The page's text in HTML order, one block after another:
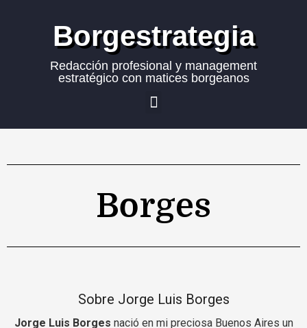
Borgestrategia
Redacción profesional y management
estratégico con matices borgeanos
Borges
Sobre Jorge Luis Borges
Jorge Luis Borges nació en mi preciosa Buenos Aires un